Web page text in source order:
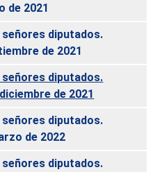
de 2021
diputados.
de 2021
diputados.
de 2021
diputados.
de 2022
diputados.